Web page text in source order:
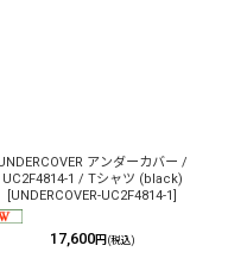
アンダーカバー /
UC2F4814-1 / Tシャツ (black)
[UNDERCOVER-UC2F4814-1]
17,600円 (税込)